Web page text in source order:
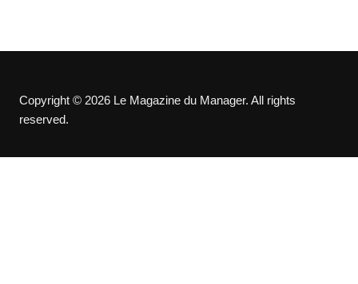
Copyright © 2026 Le Magazine du Manager. All rights
reserved.